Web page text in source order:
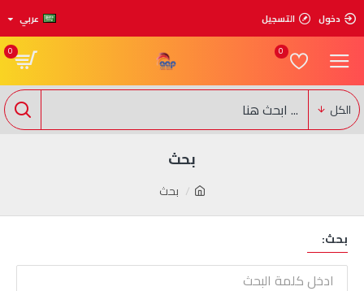
دخول التسجيل عربي
0
0
الكل
بحث
بحث
بحث: